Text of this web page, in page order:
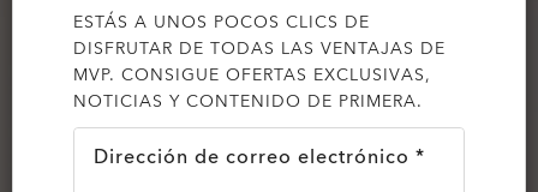
ESTÁS A UNOS POCOS CLICS DE
DISFRUTAR DE TODAS LAS VENTAJAS DE
MVP. CONSIGUE OFERTAS EXCLUSIVAS,
NOTICIAS Y CONTENIDO DE PRIMERA.
Dirección de correo electrónico *